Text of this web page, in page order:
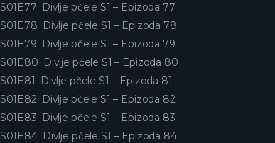
S01E77 Divlje pčele S1 – Epizoda 77
S01E78 Divlje pčele S1 – Epizoda 78
S01E79 Divlje pčele S1 – Epizoda 79
S01E80 Divlje pčele S1 – Epizoda 80
S01E81
Divlje pčele S1 – Epizoda 81
S01E82 Divlje pčele S1 – Epizoda 82
S01E83 Divlje pčele S1 – Epizoda 83
S01E84 Divlje pčele S1 – Epizoda 84